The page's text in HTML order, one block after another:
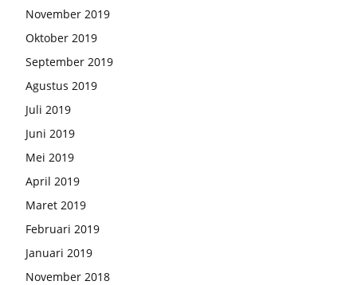
November 2019
Oktober 2019
September 2019
Agustus 2019
Juli 2019
Juni 2019
Mei 2019
April 2019
Maret 2019
Februari 2019
Januari 2019
November 2018